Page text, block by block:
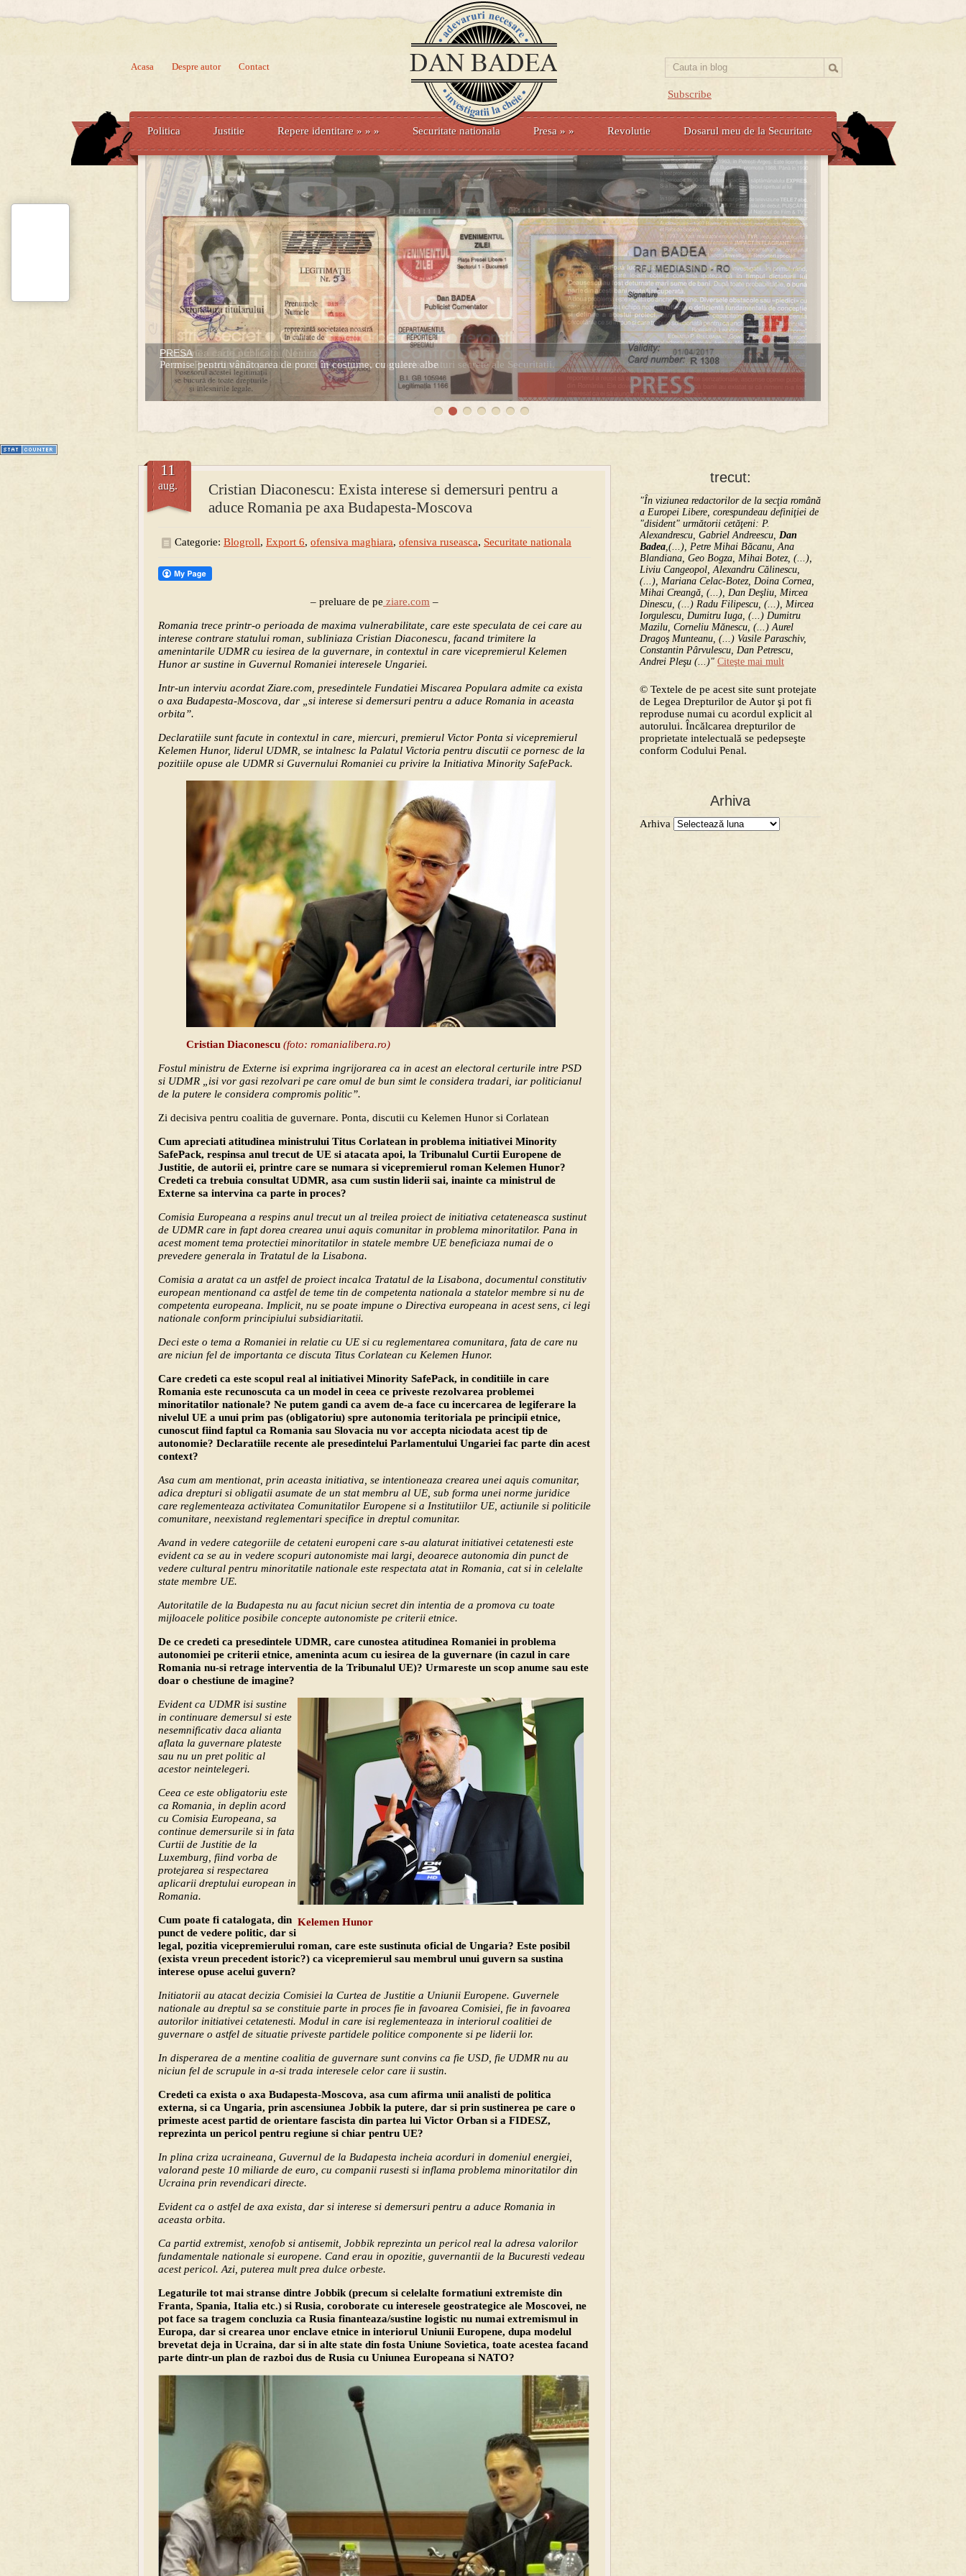
Subscribe
Acasa Despre autor Contact
Politica Justitie Repere identitare » » » Securitate nationala Presa » » Revolutie Dosarul meu de la Securitate
PRESA
Permise pentru vânătoarea de porci în costume, cu gulere albe
Prima mea carte publicata (Nemira)
Averea Presedintelui: prima lucrare despre controversatele conturi secrete ale Securitatii.
trecut:
"În viziunea redactorilor de la secţia română
a Europei Libere, corespundeau definiţiei de
"disident" următorii ce­tă­ţeni: P.
Alexandrescu, Gabriel Andreescu, Dan
Badea,(...), Petre Mihai Băcanu, Ana
Blandiana, Geo Bogza, Mihai Botez, (...),
Liviu Cangeopol, Alexandru Călinescu,
(...), Mariana Celac-Botez, Doina Cornea,
Mihai Creangă, (...), Dan Deşliu, Mircea
Dinescu, (...) Radu Filipescu, (...), Mircea
Iorgulescu, Dumitru Iuga, (...) Dumitru
Mazilu, Corneliu Mănescu, (...) Aurel
Dragoş Munteanu, (...) Vasile Paraschiv,
Constantin Pârvulescu, Dan Petrescu,
Andrei Pleşu (...)" Citeşte mai mult
© Textele de pe acest site sunt protejate
de Legea Drepturilor de Autor şi pot fi
reproduse numai cu acordul explicit al
autorului. Încălcarea drepturilor de
proprietate intelectuală se pedepseşte
conform Codului Penal.
Arhiva
Arhiva
Cristian Diaconescu: Exista interese si demersuri pentru a
aduce Romania pe axa Budapesta-Moscova
11
aug.
Categorie: Blogroll, Export 6, ofensiva maghiara, ofensiva ruseasca, Securitate nationala
– preluare de pe ziare.com –
Romania trece printr-o perioada de maxima vulnerabilitate, care este speculata de cei care au
interese contrare statului roman, subliniaza Cristian Diaconescu, facand trimitere la
amenintarile UDMR cu iesirea de la guvernare, in contextul in care vicepremierul Kelemen
Hunor ar sustine in Guvernul Romaniei interesele Ungariei.
Intr-un interviu acordat Ziare.com, presedintele Fundatiei Miscarea Populara admite ca exista
o axa Budapesta-Moscova, dar „si interese si demersuri pentru a aduce Romania in aceasta
orbita”.
Declaratiile sunt facute in contextul in care, miercuri, premierul Victor Ponta si vicepremierul
Kelemen Hunor, liderul UDMR, se intalnesc la Palatul Victoria pentru discutii ce pornesc de la
pozitiile opuse ale UDMR si Guvernului Romaniei cu privire la Initiativa Minority SafePack.
Cristian Diaconescu (foto: romanialibera.ro)
Fostul ministru de Externe isi exprima ingrijorarea ca in acest an electoral certurile intre PSD
si UDMR „isi vor gasi rezolvari pe care omul de bun simt le considera tradari, iar politicianul
de la putere le considera compromis politic”.
Zi decisiva pentru coalitia de guvernare. Ponta, discutii cu Kelemen Hunor si Corlatean
Cum apreciati atitudinea ministrului Titus Corlatean in problema initiativei Minority
SafePack, respinsa anul trecut de UE si atacata apoi, la Tribunalul Curtii Europene de
Justitie, de autorii ei, printre care se numara si vicepremierul roman Kelemen Hunor?
Credeti ca trebuia consultat UDMR, asa cum sustin liderii sai, inainte ca ministrul de
Externe sa intervina ca parte in proces?
Comisia Europeana a respins anul trecut un al treilea proiect de initiativa cetateneasca sustinut
de UDMR care in fapt dorea crearea unui aquis comunitar in problema minoritatilor. Pana in
acest moment tema protectiei minoritatilor in statele membre UE beneficiaza numai de o
prevedere generala in Tratatul de la Lisabona.
Comisia a aratat ca un astfel de proiect incalca Tratatul de la Lisabona, documentul constitutiv
european mentionand ca astfel de teme tin de competenta nationala a statelor membre si nu de
competenta europeana. Implicit, nu se poate impune o Directiva europeana in acest sens, ci legi
nationale conform principiului subsidiaritatii.
Deci este o tema a Romaniei in relatie cu UE si cu reglementarea comunitara, fata de care nu
are niciun fel de importanta ce discuta Titus Corlatean cu Kelemen Hunor.
Care credeti ca este scopul real al initiativei Minority SafePack, in conditiile in care
Romania este recunoscuta ca un model in ceea ce priveste rezolvarea problemei
minoritatilor nationale? Ne putem gandi ca avem de-a face cu incercarea de legiferare la
nivelul UE a unui prim pas (obligatoriu) spre autonomia teritoriala pe principii etnice,
cunoscut fiind faptul ca Romania sau Slovacia nu vor accepta niciodata acest tip de
autonomie? Declaratiile recente ale presedintelui Parlamentului Ungariei fac parte din acest
context?
Asa cum am mentionat, prin aceasta initiativa, se intentioneaza crearea unei aquis comunitar,
adica drepturi si obligatii asumate de un stat membru al UE, sub forma unei norme juridice
care reglementeaza activitatea Comunitatilor Europene si a Institutiilor UE, actiunile si politicile
comunitare, neexistand reglementari specifice in dreptul comunitar.
Avand in vedere categoriile de cetateni europeni care s-au alaturat initiativei cetatenesti este
evident ca se au in vedere scopuri autonomiste mai largi, deoarece autonomia din punct de
vedere cultural pentru minoritatile nationale este respectata atat in Romania, cat si in celelalte
state membre UE.
Autoritatile de la Budapesta nu au facut niciun secret din intentia de a promova cu toate
mijloacele politice posibile concepte autonomiste pe criterii etnice.
De ce credeti ca presedintele UDMR, care cunostea atitudinea Romaniei in problema
autonomiei pe criterii etnice, ameninta acum cu iesirea de la guvernare (in cazul in care
Romania nu-si retrage interventia de la Tribunalul UE)? Urmareste un scop anume sau este
doar o chestiune de imagine?
Kelemen Hunor
Evident ca UDMR isi sustine
in continuare demersul si este
nesemnificativ daca alianta
aflata la guvernare plateste
sau nu un pret politic al
acestor neintelegeri.
Ceea ce este obligatoriu este
ca Romania, in deplin acord
cu Comisia Europeana, sa
continue demersurile si in fata
Curtii de Justitie de la
Luxemburg, fiind vorba de
protejarea si respectarea
aplicarii dreptului european in
Romania.
Cum poate fi catalogata, din
punct de vedere politic, dar si
legal, pozitia vicepremierului roman, care este sustinuta oficial de Ungaria? Este posibil
(exista vreun precedent istoric?) ca vicepremierul sau membrul unui guvern sa sustina
interese opuse acelui guvern?
Initiatorii au atacat decizia Comisiei la Curtea de Justitie a Uniunii Europene. Guvernele
nationale au dreptul sa se constituie parte in proces fie in favoarea Comisiei, fie in favoarea
autorilor initiativei cetatenesti. Modul in care isi reglementeaza in interiorul coalitiei de
guvernare o astfel de situatie priveste partidele politice componente si pe liderii lor.
In disperarea de a mentine coalitia de guvernare sunt convins ca fie USD, fie UDMR nu au
niciun fel de scrupule in a-si trada interesele celor care ii sustin.
Credeti ca exista o axa Budapesta-Moscova, asa cum afirma unii analisti de politica
externa, si ca Ungaria, prin ascensiunea Jobbik la putere, dar si prin sustinerea pe care o
primeste acest partid de orientare fascista din partea lui Victor Orban si a FIDESZ,
reprezinta un pericol pentru regiune si chiar pentru UE?
In plina criza ucraineana, Guvernul de la Budapesta incheia acorduri in domeniul energiei,
valorand peste 10 miliarde de euro, cu companii rusesti si inflama problema minoritatilor din
Ucraina prin revendicari directe.
Evident ca o astfel de axa exista, dar si interese si demersuri pentru a aduce Romania in
aceasta orbita.
Ca partid extremist, xenofob si antisemit, Jobbik reprezinta un pericol real la adresa valorilor
fundamentale nationale si europene. Cand erau in opozitie, guvernantii de la Bucuresti vedeau
acest pericol. Azi, puterea mult prea dulce orbeste.
Legaturile tot mai stranse dintre Jobbik (precum si celelalte formatiuni extremiste din
Franta, Spania, Italia etc.) si Rusia, coroborate cu interesele geostrategice ale Moscovei, ne
pot face sa tragem concluzia ca Rusia finanteaza/sustine logistic nu numai extremismul in
Europa, dar si crearea unor enclave etnice in interiorul Uniunii Europene, dupa modelul
brevetat deja in Ucraina, dar si in alte state din fosta Uniune Sovietica, toate acestea facand
parte dintr-un plan de razboi dus de Rusia cu Uniunea Europeana si NATO?